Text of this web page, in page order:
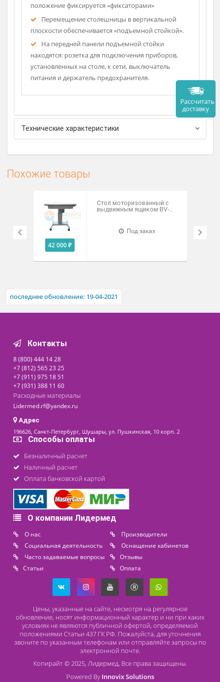
В горизонтальной плоскости стол
перемещается в любом направлении. Выбранное
положение фиксируется «фиксаторами»
Перемещение столешницы в вертикальной
плоскости обеспечивается «подъемной стойкой».
На передней панели подъемной стойки
находятся: розетка для подключения приборов,
Технические характеристики
Похожие товары
42 000 ₽
Стол моторизованный с
последнее обновление: 19-04-2021
Контакты
8 (800) 444 14 28
+7 (812) 565 23 25
+7 (911) 975 18 51
+7 (931) 388 11 60
Расходные материалы
Lidermed.rf@yandex.ru
Адрес
196626, Санкт-Петербург, Шушары, ул. Пушкинская, 10 корп. 2
Способы оплаты
Безналичный расчет
Наличный расчет
О компании Лидермед
O нас
Производители
Социальная деятельность
Оснащение кабинетов